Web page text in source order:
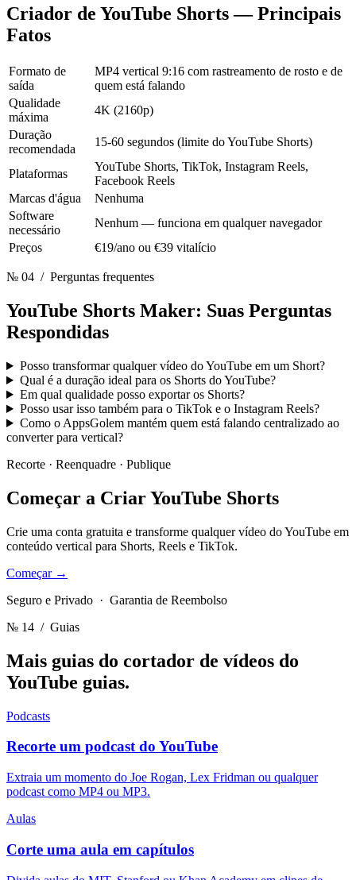
Criador de YouTube Shorts— Principais
Fatos
Formato de
saída
MP4 vertical 9:16 com rastreamento de rosto e de
quem está falando
Qualidade
máxima
4K (2160p)
Duração
recomendada
15-60 segundos (limite do YouTube Shorts)
Plataformas
YouTube Shorts, TikTok, Instagram Reels,
Facebook Reels
Marcas d'água
Nenhuma
Software
necessário
Nenhum — funciona em qualquer navegador
Preços
€19/ano ou €39 vitalício
№ 04 / Perguntas frequentes
YouTube Shorts Maker: Suas Perguntas
Respondidas
Posso transformar qualquer vídeo do YouTube em um Short?
Qual é a duração ideal para os Shorts do YouTube?
Em qual qualidade posso exportar os Shorts?
Posso usar isso também para o TikTok e o Instagram Reels?
Como o AppsGolem mantém quem está falando centralizado ao
converter para vertical?
Recorte · Reenquadre · Publique
Começar a CriarYouTube Shorts
Crie uma conta gratuita e transforme qualquer vídeo do YouTube em
conteúdo vertical para Shorts, Reels e TikTok.
Começar →
Seguro e Privado · Garantia de Reembolso
№ 14 / Guias
Mais guias do cortador de vídeos do
YouTube guias.
Podcasts
Recorte um podcast do YouTube
Extraia um momento do Joe Rogan, Lex Fridman ou qualquer
podcast como MP4 ou MP3.
Aulas
Corte uma aula em capítulos